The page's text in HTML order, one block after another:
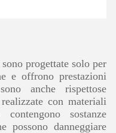
progettate solo per
e offrono prestazioni
anche rispettose
con materiali
sostanze
possono danneggiare